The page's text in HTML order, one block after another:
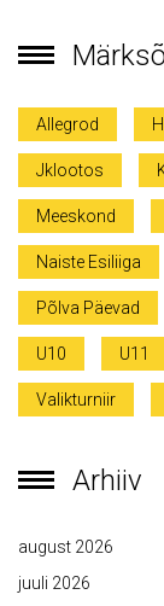
Allegrod
Jklootos
Meeskond
Naiste Esiliiga
Põlva Päevad
U10 U11
Valikturniir
Arhiiv
august 2026
juuli 2026